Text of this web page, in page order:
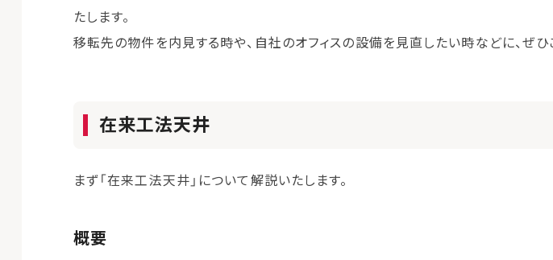
たします。
移転先の物件を内見する時や、自社のオフィスの設備を見直したい時などに、ぜひ
在来工法天井
まず「在来工法天井」について解説いたします。
概要